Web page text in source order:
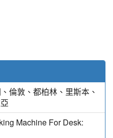
倫敦、都柏林、里斯本、
Machine For Desk: